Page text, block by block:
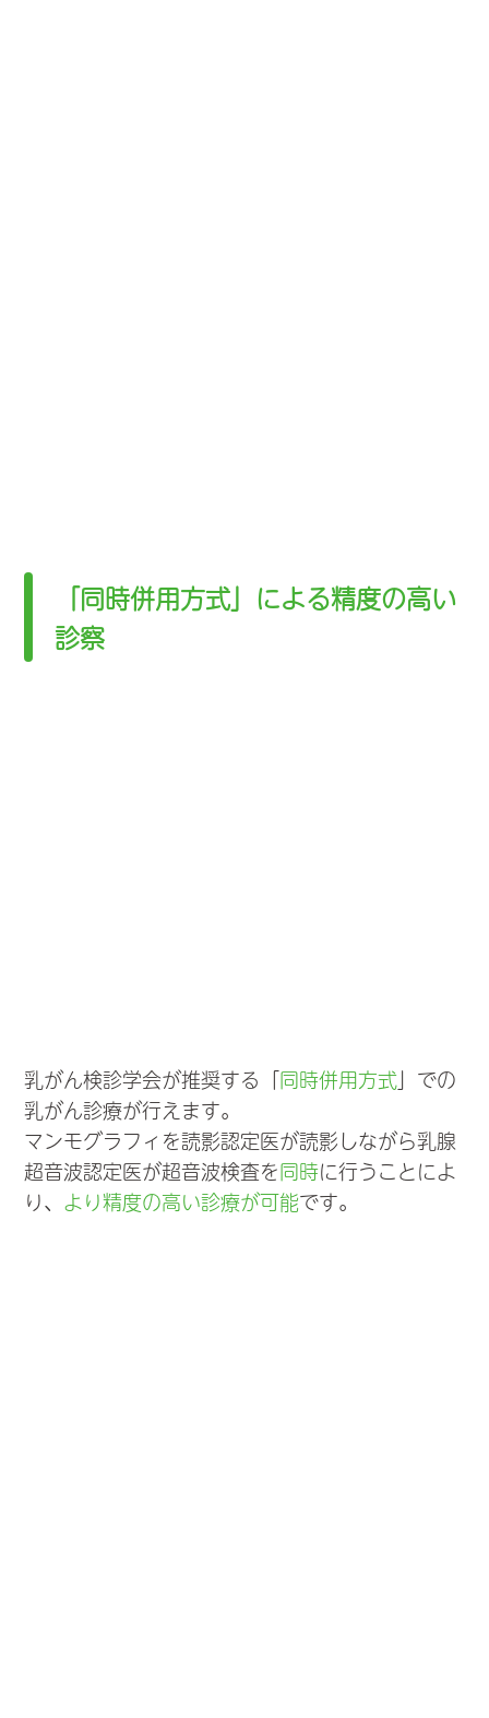
「同時併用方式」による精度の高い
診察
乳がん検診学会が推奨する「同時併用方式」での
乳がん診療が行えます。
マンモグラフィを読影認定医が読影しながら乳腺
超音波認定医が超音波検査を同時に行うことによ
り、 より精度の高い診療が可能です。